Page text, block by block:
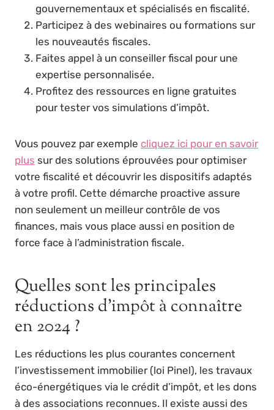
gouvernementaux et spécialisés en fiscalité.
Participez à des webinaires ou formations sur
les nouveautés fiscales.
Faites appel à un conseiller fiscal pour une
expertise personnalisée.
Profitez des ressources en ligne gratuites
pour tester vos simulations d’impôt.
Vous pouvez par exemple cliquez ici pour en savoir
plus sur des solutions éprouvées pour optimiser
votre fiscalité et découvrir les dispositifs adaptés
à votre profil. Cette démarche proactive assure
non seulement un meilleur contrôle de vos
finances, mais vous place aussi en position de
force face à l’administration fiscale.
Quelles sont les principales
réductions d’impôt à connaître
en 2024 ?
Les réductions les plus courantes concernent
l’investissement immobilier (loi Pinel), les travaux
éco-énergétiques via le crédit d’impôt, et les dons
à des associations reconnues. Il existe aussi des